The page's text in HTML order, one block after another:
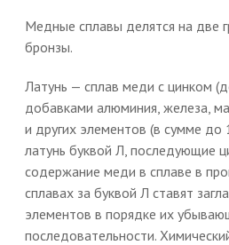
Медные сплавы делятся на две
бронзы.
Латунь — сплав меди с цинком
добавками алюминия, железа,
и других элементов (в сумме до
латунь буквой Л, последующие
содержание меди в сплаве в
сплавах за буквой Л ставят
элементов в порядке их
последовательности.